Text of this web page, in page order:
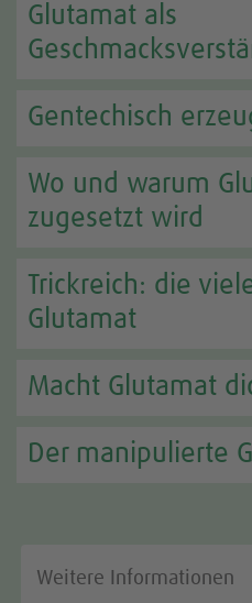
Glutamat als
Gentechisch
Wo und warum
zugesetzt wird
Trickreich: die
Glutamat
Macht Glutamat
Der manipulierte
Weitere Informationen